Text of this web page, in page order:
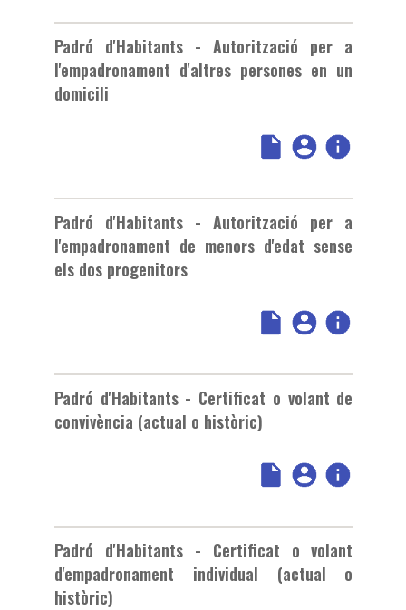
Padró d'Habitants - Autorització per a
l'empadronament d'altres persones en un
domicili
Padró d'Habitants - Autorització per a
l'empadronament de menors d'edat sense
els dos progenitors
Padró d'Habitants - Certificat o volant de
convivència (actual o històric)
Padró d'Habitants - Certificat o volant
d'empadronament individual (actual o
històric)